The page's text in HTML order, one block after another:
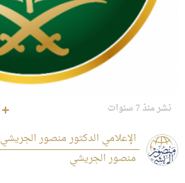
نشر منذ 7 سنوات
الإعلامي الدكتور منصور الجريشي
منصور الجريشي